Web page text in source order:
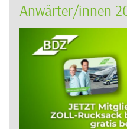
Anwärter/innen